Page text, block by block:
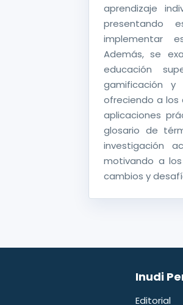
aprendizaje
presentando
implementar
Además, se
educación
gamificación y
ofreciendo a los
aplicaciones
glosario de
investigación
motivando a
cambios y
Inudi
Editorial